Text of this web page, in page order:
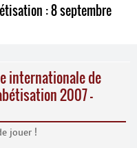
Ressources pédagogiques
: 8 septembre
internationale de
2007 –
jouer !